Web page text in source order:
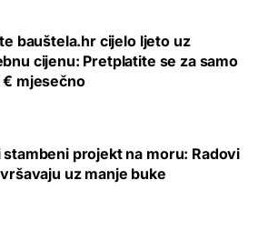
bauštela.hr cijelo ljeto uz
cijenu: Pretplatite se za samo
€ mjesečno
stambeni projekt na moru: Radovi
uz manje buke